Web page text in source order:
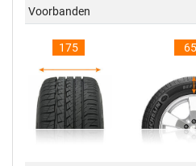
Voorbanden
175 65